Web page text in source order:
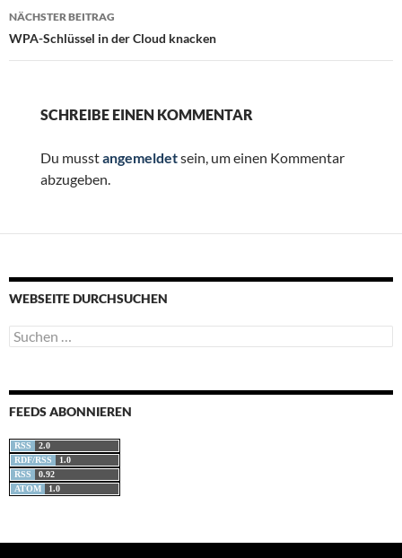
NÄCHSTER BEITRAG
WPA-Schlüssel in der Cloud knacken
SCHREIBE EINEN KOMMENTAR
Du musstangemeldetsein, um einen Kommentar
abzugeben.
WEBSEITE DURCHSUCHEN
Suchen
nach:
FEEDS ABONNIEREN
RSS
2.0
RDF/RSS
1.0
RSS
0.92
ATOM
1.0